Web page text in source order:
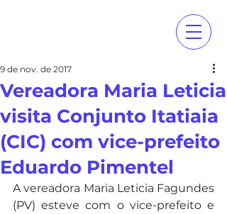
Vereadora Maria Leticia
visita Conjunto Itatiaia
(CIC) com vice-prefeito
Eduardo Pimentel
9 de nov. de 2017
A vereadora Maria Leticia Fagundes
(PV) esteve com o vice-prefeito e